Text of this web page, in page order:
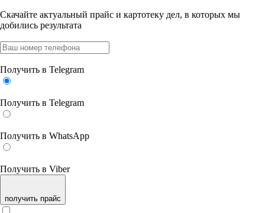
Скачайте актуальный прайс и картотеку дел, в которых мы
добились результата
Получить в Telegram
Получить в Telegram
Получить в WhatsApp
Получить в Viber
получить прайс